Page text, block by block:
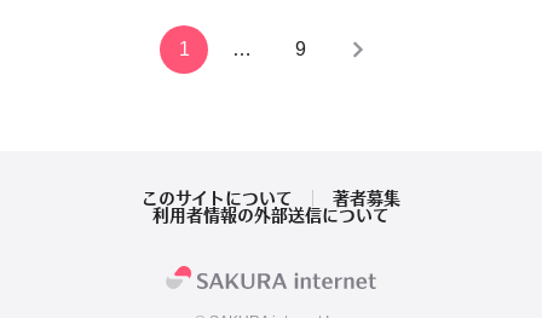
1 … 9
このサイトについて
著者募集
利用者情報の外部送信について